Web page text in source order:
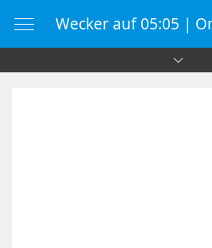
Wecker auf 05:05 |